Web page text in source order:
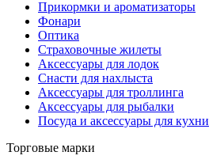
Прикормки и ароматизаторы
Фонари
Оптика
Страховочные жилеты
Аксессуары для лодок
Снасти для нахлыста
Аксессуары для троллинга
Аксессуары для рыбалки
Посуда и аксессуары для кухни
Торговые марки